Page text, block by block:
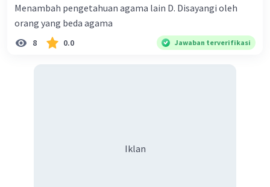
bahwa setiap warga negara memiliki hak yang
sama untuk memilih dan dipilih, serta
memastikan bahwa proses pemilihan umum
berjalan secara adil dan transparan.
masyarakat untuk terlibat dalam kegiatan
Menambah pengetahuan agama lain D. Disayangi oleh
orang yang beda agama
8 0.0 Jawaban terverifikasi
Iklan